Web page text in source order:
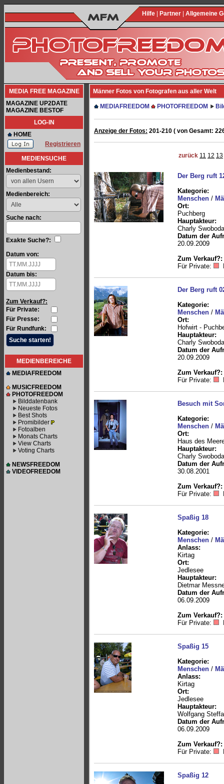
Hilfe Partner Allgemeine
MEDIA FREE MAGAZINE
MAGAZINE UP2DATE
MAGAZINE BESTOF
LOG-IN
HOME
Registrieren
MEDIENSUCHE
Medienbestand:
Medienbereich:
Suche nach:
Exakte Suche?:
Datum von:
Datum bis:
Zum Verkauf?:
Für Private:
Für Presse:
Für Rundfunk:
MEDIENBEREICHE
MEDIAFREEDOM
MUSICFREEDOM
PHOTOFREEDOM
Bilddatenbank
Neueste Fotos
Best Shots
Promibilder
Fotoalben
Monats Charts
View Charts
Voting Charts
NEWSFREEDOM
VIDEOFREEDOM
Männer Fotos von Fotografen aus aller Welt
MEDIAFREEDOM PHOTOFREEDOM
Anzeige der Fotos: 201-210 ( von Gesamt:
zurück 11 12 13
Der Berg ruft
Kategorie:
Menschen /
Ort:
Puchberg
Hauptakteur:
Charly Swoboda
Datum der
20.09.2009
Zum Verkauf?:
Für Private:
Der Berg ruft
Kategorie:
Menschen /
Ort:
Hofwirt -
Hauptakteur:
Charly Swoboda
Datum der
20.09.2009
Zum Verkauf?:
Für Private:
Besuch mit
Kategorie:
Menschen /
Ort:
Haus des
Hauptakteur:
Charly Swoboda
Datum der
30.08.2001
Zum Verkauf?:
Für Private:
Spaßig 18
Kategorie:
Menschen /
Anlass:
Kirtag
Ort:
Jedlesee
Hauptakteur:
Dietmar
Datum der
06.09.2009
Zum Verkauf?:
Für Private:
Spaßig 15
Kategorie:
Menschen /
Anlass:
Kirtag
Ort:
Jedlesee
Hauptakteur:
Wolfgang
Datum der
06.09.2009
Zum Verkauf?:
Für Private:
Spaßig 12